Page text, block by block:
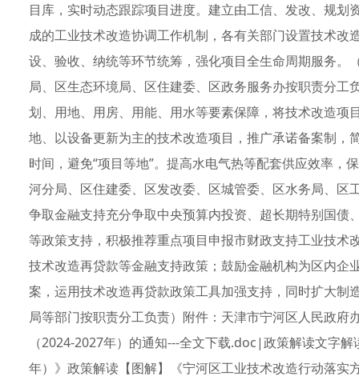
目库，实时动态跟踪项目进度。建立由工信、发改、规
成的工业技术改造协调工作机制，各有关部门设置技术
设、验收、纳统等环节统筹，强化项目全生命周期服务
局、区生态环境局、区住建委、区政务服务办按职责分
划、用地、用房、用能、用水等要素保障，将技术改造
地、以设备更新为主的技术改造项目，推广承诺备案制
时间，避免“项目等地”。提高水电气热等配套供应效率
河分局、区住建委、区发改委、区城管委、区水务局、
争取金融支持充分争取中央预算内投资、超长期特别国
等政策支持，积极推荐重点项目申报市财政支持工业技
技术改造再贷款等金融支持政策；鼓励金融机构为区内
案，运用技术改造再贷款政策工具加强支持，同时扩大
局等部门按职责分工负责）附件：天津市宁河区人民政
（2024-2027年）的通知---全文下载.doc|政策解读文字
年）》政策解读【图解】《宁河区工业技术改造行动落